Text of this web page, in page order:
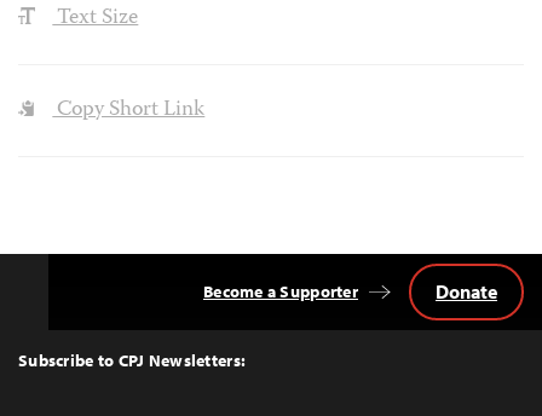
Text Size
Copy Short Link
Top
Subscribe to CPJ Newsletters:
Become a Supporter Donate